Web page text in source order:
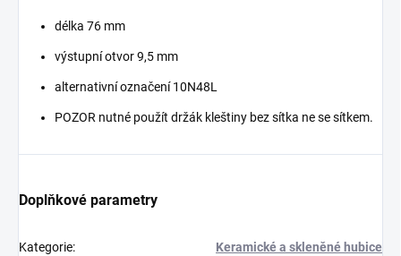
délka 76 mm
výstupní otvor 9,5 mm
alternativní označení 10N48L
POZOR nutné použít držák kleštiny bez sítka ne se sítkem.
Doplňkové parametry
Kategorie: Keramické a skleněné hubice